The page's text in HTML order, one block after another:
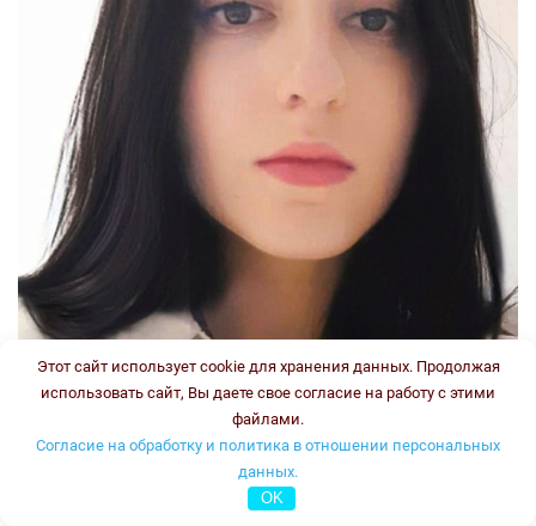
Этот сайт использует cookie для хранения данных. Продолжая
использовать сайт, Вы даете свое согласие на работу с этими
файлами.
Согласие на обработку и политика в отношении персональных
данных.
OK